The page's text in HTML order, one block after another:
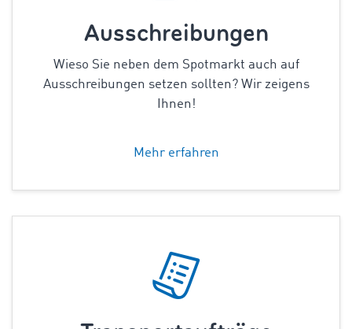
Ausschreibungen
Wieso Sie neben dem Spotmarkt auch auf
Ausschreibungen setzen sollten? Wir zeigens
Ihnen!
Mehr erfahren